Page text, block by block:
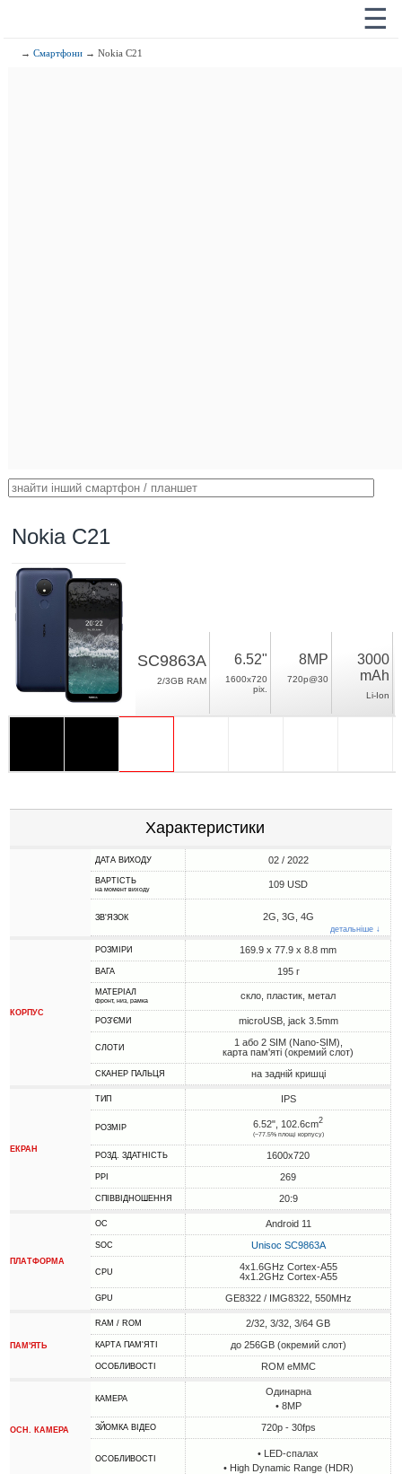
☰
→Смартфони → Nokia C21
Nokia C21
SC9863A
2/3GB RAM
6.52"
1600x720
pix.
8MP
720p@30
3000
mAh
Li-Ion
Характеристики
ДАТА ВИХОДУ 02 / 2022
ВАРТІСТЬ
на момент виходу 109 USD
ЗВ'ЯЗОК 2G, 3G, 4G
детальніше ↓
КОРПУС
РОЗМІРИ 169.9 x 77.9 x 8.8 mm
ВАГА 195 г
МАТЕРІАЛ
фронт, низ, рамка скло, пластик, метал
РОЗ'ЄМИ microUSB, jack 3.5mm
СЛОТИ
1 або 2 SIM (Nano-SIM),
карта пам'яті (окремий слот)
СКАНЕР ПАЛЬЦЯ на задній кришці
ЕКРАН
ТИП IPS
РОЗМІР 6.52", 102.6cm2
(~77.5% площі корпусу)
РОЗД. ЗДАТНІСТЬ 1600x720
PPI 269
СПІВВІДНОШЕННЯ 20:9
ПЛАТФОРМА
ОС Android 11
SOC Unisoc SC9863A
CPU
4x1.6GHz Cortex-A55
4x1.2GHz Cortex-A55
GPU GE8322 / IMG8322, 550MHz
ПАМ'ЯТЬ
RAM / ROM 2/32, 3/32, 3/64 GB
КАРТА ПАМ'ЯТІ до 256GB (окремий слот)
ОСОБЛИВОСТІ ROM eMMC
ОСН. КАМЕРА
КАМЕРА
Одинарна
• 8MP
ЗЙОМКА ВІДЕО 720p - 30fps
ОСОБЛИВОСТІ
• LED-спалах
• High Dynamic Range (HDR)